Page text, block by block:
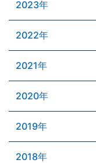
2023年
2022年
2021年
2020年
2019年
2018年